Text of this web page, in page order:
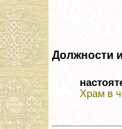
Должности
Храм в